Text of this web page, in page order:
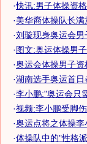
·快讯:男子体操资
·美华裔体操队长满
·刘璇现身奥运会
·图文:奥运体操男
·奥运会体操男子
·湖南选手奥运首日
·李小鹏:"奥运会只
·视频:李小鹏受脚
·奥运点将之体操
·体操队中的"性格